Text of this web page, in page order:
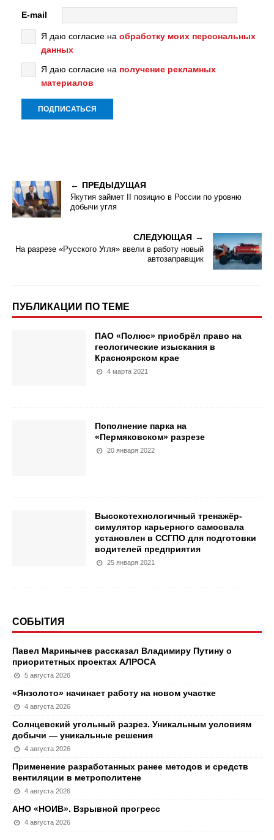
E-mail
Я даю согласие на обработку моих персональных
данных
Я даю согласие на получение рекламных
материалов
ПРЕДЫДУЩАЯ
Якутия займет II позицию в России по уровню
добычи угля
СЛЕДУЮЩАЯ
На разрезе «Русского Угля» ввели в работу новый
автозаправщик
ПУБЛИКАЦИИ ПО ТЕМЕ
ПАО «Полюс» приобрёл право на
геологические изыскания в
Красноярском крае
4 марта 2021
Пополнение парка на
«Пермяковском» разрезе
20 января 2022
Высокотехнологичный тренажёр-
симулятор карьерного самосвала
установлен в ССГПО для подготовки
водителей предприятия
25 января 2021
СОБЫТИЯ
Павел Маринычев рассказал Владимиру Путину о
приоритетных проектах АЛРОСА
5 августа 2026
«Янзолото» начинает работу на новом участке
4 августа 2026
Солнцевский угольный разрез. Уникальным условиям
добычи — уникальные решения
4 августа 2026
Применение разработанных ранее методов и средств
вентиляции в метрополитене
4 августа 2026
АНО «НОИВ». Взрывной прогресс
4 августа 2026